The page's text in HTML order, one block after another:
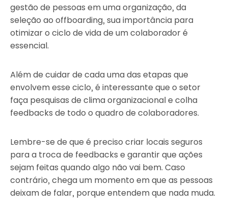
gestão de pessoas em uma organização, da
seleção ao offboarding, sua importância para
otimizar o ciclo de vida de um colaborador é
essencial.
Além de cuidar de cada uma das etapas que
envolvem esse ciclo, é interessante que o setor
faça pesquisas de clima organizacional e colha
feedbacks de todo o quadro de colaboradores.
Lembre-se de que é preciso criar locais seguros
para a troca de feedbacks e garantir que ações
sejam feitas quando algo não vai bem. Caso
contrário, chega um momento em que as pessoas
deixam de falar, porque entendem que nada muda.